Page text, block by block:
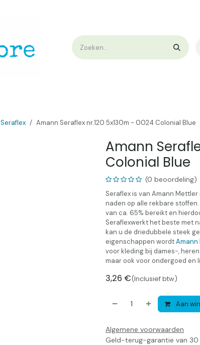
Seraflex Amann Seraflex nr.120 5x130m - 0024 Colonial Blue
Amann
Colonial Blue
(0 beoordeling)
Seraflex is van Amann
naden op alle rekbare
van ca. 65% bereikt en
Seraflexwerkt het beste met
kan u de driedubbele steek
eigenschappen wordtAmann
voor kleding bij dames-,
maar ook voor ondergoed en
3,26 €(Inclusief btw)
Aan
Algemene voorwaarden
Geld-terug-garantie van 30